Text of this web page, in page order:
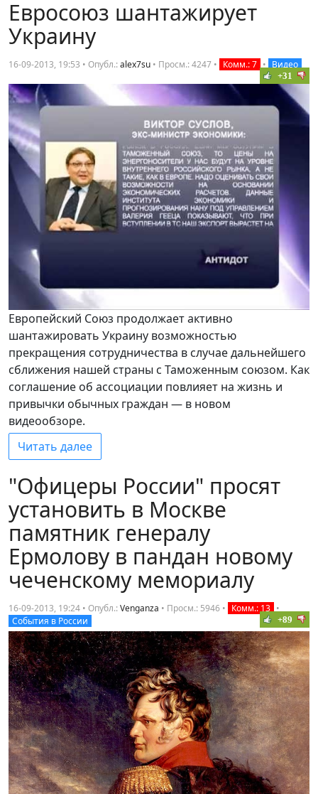
Евросоюз шантажирует
Украину
16-09-2013, 19:53 • Опубл.:alex7su • Просм.: 4247 • Комм.: 7 • Видео
+31
Европейский Союз продолжает активно
шантажировать Украину возможностью
прекращения сотрудничества в случае дальнейшего
сближения нашей страны с Таможенным союзом. Как
соглашение об ассоциации повлияет на жизнь и
привычки обычных граждан — в новом
видеообзоре.
Читать далее
"Офицеры России" просят
установить в Москве
памятник генералу
Ермолову в пандан новому
чеченскому мемориалу
16-09-2013, 19:24 • Опубл.:Venganza • Просм.: 5946 • Комм.: 13 •
События в России
+89